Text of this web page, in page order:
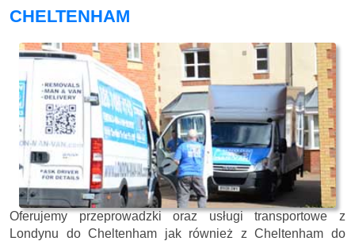
CHELTENHAM
Oferujemy przeprowadzki oraz usługi transportowe z
Londynu do Cheltenham jak również z Cheltenham do